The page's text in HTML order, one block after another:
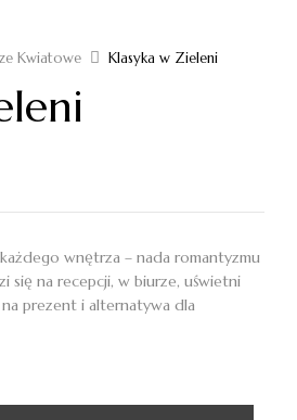
Kwiatowe Klasyka w Zieleni
wnętrza – nada romantyzmu
się na recepcji, w biurze, uświetni
na prezent i alternatywa dla